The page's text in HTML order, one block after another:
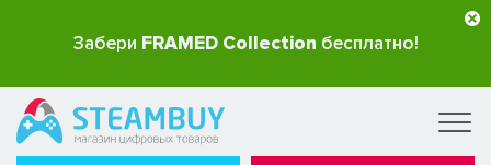
Забери FRAMED Collection бесплатно!